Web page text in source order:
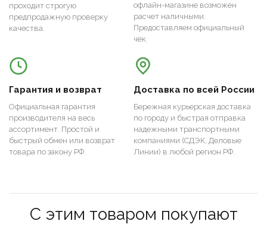
проходит строгую
предпродажную проверку
качества.
офлайн-магазине возможен
расчет наличными.
Предоставляем официальный
чек.
Гарантия и возврат
Официальная гарантия
производителя на весь
ассортимент. Простой и
быстрый обмен или возврат
товара по закону РФ.
Доставка по всей России
Бережная курьерская доставка
по городу и быстрая отправка
надежными транспортными
компаниями (СДЭК, Деловые
Линии) в любой регион РФ.
С этим товаром покупают